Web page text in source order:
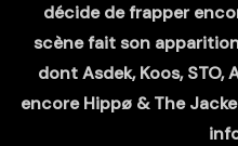
décide de frapper
scène fait son
dont Asdek, Koos, STO,
encore Hippø & The